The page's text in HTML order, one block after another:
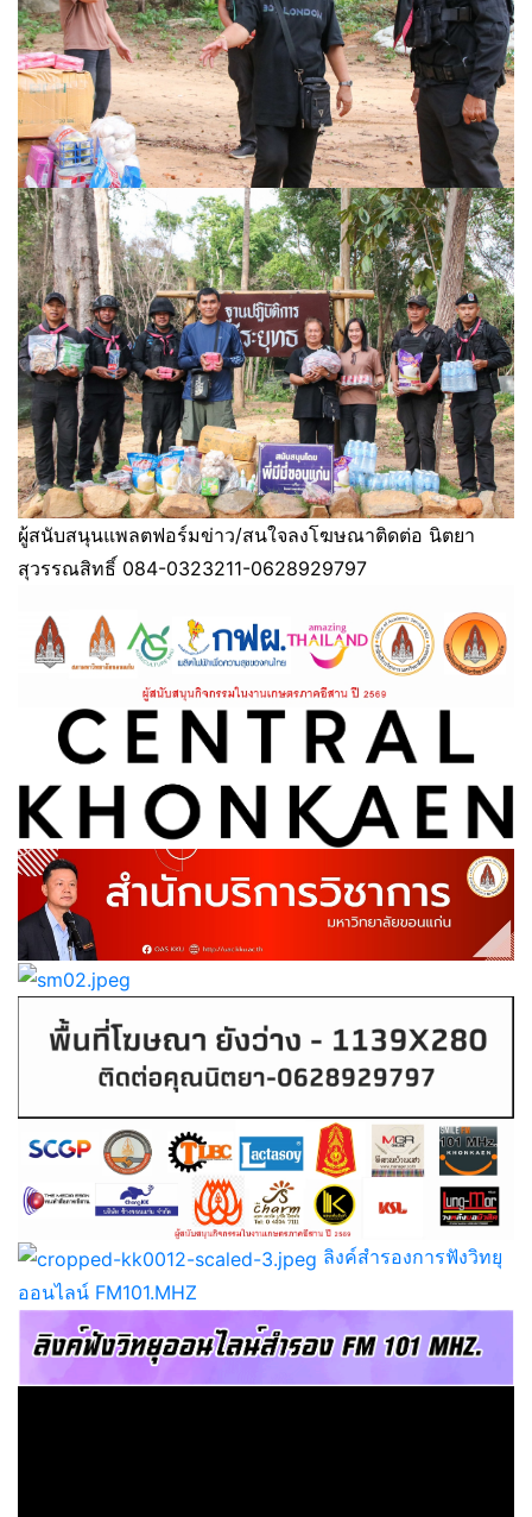
ผู้สนับสนุนแพลตฟอร์มข่าว/สนใจลงโฆษณาติดต่อ นิตยา
สุวรรณสิทธิ์ 084-0323211-0628929797
ลิงค์สำรองการฟังวิทยุ
ออนไลน์ FM101.MHZ